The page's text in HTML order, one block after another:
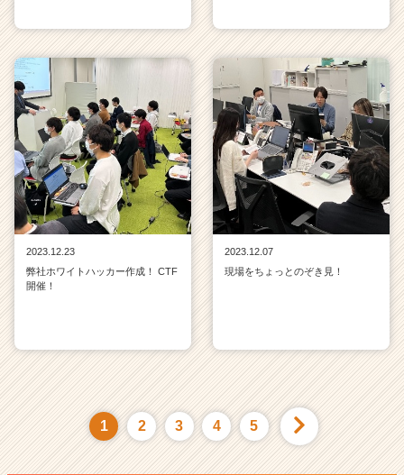
2023.12.23
弊社ホワイトハッカー作成！ CTF
開催！
2023.12.07
現場をちょっとのぞき見！
1 2 3 4 5